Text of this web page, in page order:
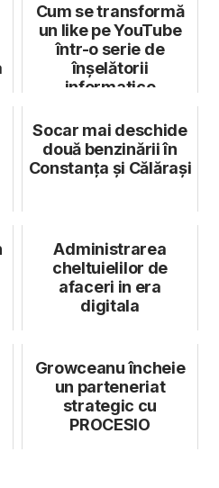
Cum se transformă
un like pe YouTube
într-o serie de
înșelătorii
informatice
Socar mai deschide
două benzinării în
Constanța și Călărași
Administrarea
cheltuielilor de
afaceri in era
digitala
Growceanu încheie
un parteneriat
strategic cu
PROCESIO